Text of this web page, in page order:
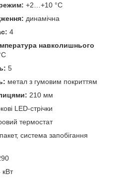
+2…+10 °C
динамічна
4
навколишнього
5
метал з гумовим покриттям
210 мм
LED-стрічки
термостат
система запобігання
кВт